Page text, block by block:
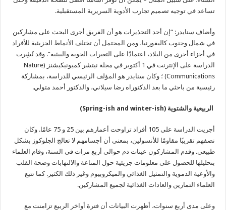
تساعد في توجيه تصميم تجارب الأدوية السريرية المستقبلية.
وأضاف سنايدر: “إن أحد التحذيرات هو أن الفريق أجرى البحث على مشاركين
في شمال وجنوب كاليفورنيا، ومن المحتمل أن تختلف الأنماط الجزيئية للأفراد
في أجزاء أخرى من البلاد، اعتمادًا على التغيرات الجوية والبيئية”. وقد نُشِرت
الدراسة على الإنترنت في 1 أكتوبر في مجلة نيتشر كميونيكيشنز (Nature
Communications) ؛ وكان سنايدر هو المؤلف الرئيسي للدراسة، بمشاركة
رئيسية من باحثي ما بعد الدكتوراه رضا سيلاني، والدكتور أحمد متولي.
الربيعية والشتوية(Spring-ish and winter-ish)
أجريت الدراسة على 105 أفراد تراوحت أعمارهم بين 25 و 75 عامًا. وكان
نصفهم تقريبًا مقاومًا للأنسولين، بمعنى أن أجسامهم لا تعالج الجلوكوز بشكل
طبيعي. وقدم المشاركون عينات دم حوالي أربع مرات في السنة، وقام العلماء
بتحليلها للحصول على معلومات جزيئية حول المناعة والالتهابات وصحة القلب
والأوعية الدموية والتمثيل الغذائي والميكروبيوم وغير ذلك الكثير. كما تتبع
العلماء التمارين والعادات الغذائية لجميع المشاركين.
وعلى مدى أربع سنوات، أظهرت البيانات أن فترة أواخر الربيع تزامنت مع